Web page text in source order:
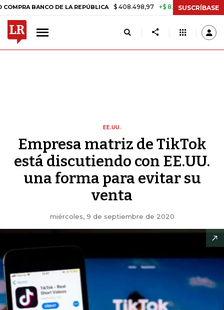
DE LA REPÚBLICA $ 408.498,97 +$ 8.753,81 +2,19% TASA
SUSCRÍBASE
EE.UU.
Empresa matriz de TikTok
está discutiendo con EE.UU.
una forma para evitar su
venta
miércoles, 9 de septiembre de 2020